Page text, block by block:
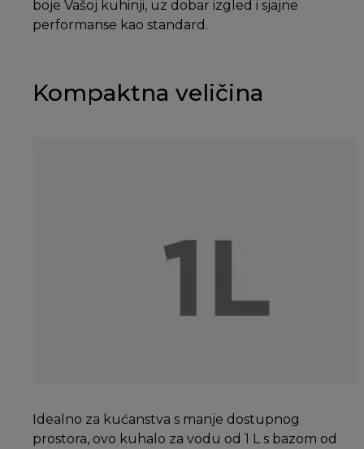
boje Vašoj kuhinji, uz dobar izgled i sjajne
performanse kao standard.
Kompaktna veličina
Idealno za kućanstva s manje dostupnog
prostora, ovo kuhalo za vodu od 1 L s bazom od